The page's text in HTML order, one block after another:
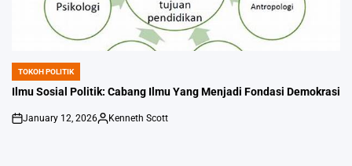
POSTED
IN
TOKOH POLITIK
Ilmu Sosial Politik: Cabang Ilmu Yang Menjadi Fondasi Demokrasi
on
January 12, 2026
Posted
Kenneth Scott